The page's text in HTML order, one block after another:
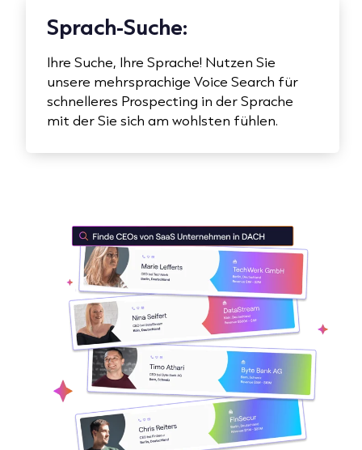
Sprach-Suche:
Ihre Suche, Ihre Sprache! Nutzen Sie
unsere mehrsprachige Voice Search für
schnelleres Prospecting in der Sprache
mit der Sie sich am wohlsten fühlen.